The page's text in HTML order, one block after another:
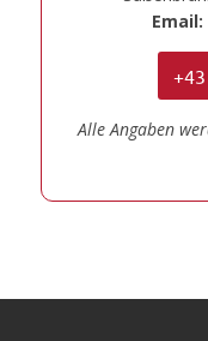
Email:
Alle Angaben